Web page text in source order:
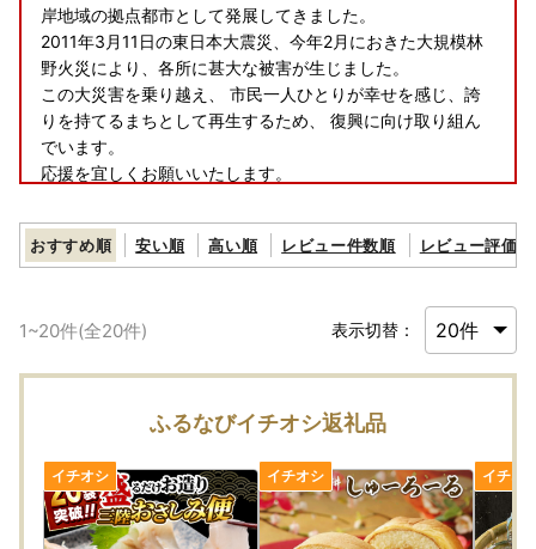
岸地域の拠点都市として発展してきました。
2011年3月11日の東日本大震災、今年2月におきた大規模林
野火災により、各所に甚大な被害が生じました。
この大災害を乗り越え、 市民一人ひとりが幸せを感じ、誇
りを持てるまちとして再生するため、 復興に向け取り組ん
でいます。
応援を宜しくお願いいたします。
※お申込みいただく前に必ず下記をご確認ください※
■返礼品について■
返礼品の発送予定は、お選びいただいた返礼品ごとに異なり
ます。各返礼品の詳細ページにある「配送」欄をご確認のう
え、お申し込みください。また、時期によっては申し込みが
集中するため、発送までにお時間をいただく場合がございま
すので、予めご了承くださいますようお願いいたします。
なお、長期間不在となる予定がある場合は、備考欄にその旨
をご記載いただくか、事前にお問い合わせ先へご連絡くださ
い。ただし、具体的な配達日や時間の指定には対応いたしか
ねますので、併せてご了承ください。
おすすめ順 安い順 高い順 レビュー件数順 レビュー評価順
1~20件(全20件) 表示切替：
ふるなびイチオシ返礼品